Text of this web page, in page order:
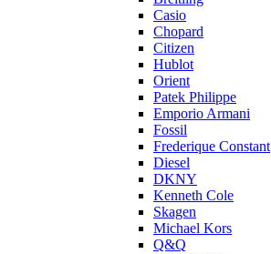
Casio
Chopard
Citizen
Hublot
Orient
Patek Philippe
Emporio Armani
Fossil
Frederique Constant
Diesel
DKNY
Kenneth Cole
Skagen
Michael Kors
Q&Q